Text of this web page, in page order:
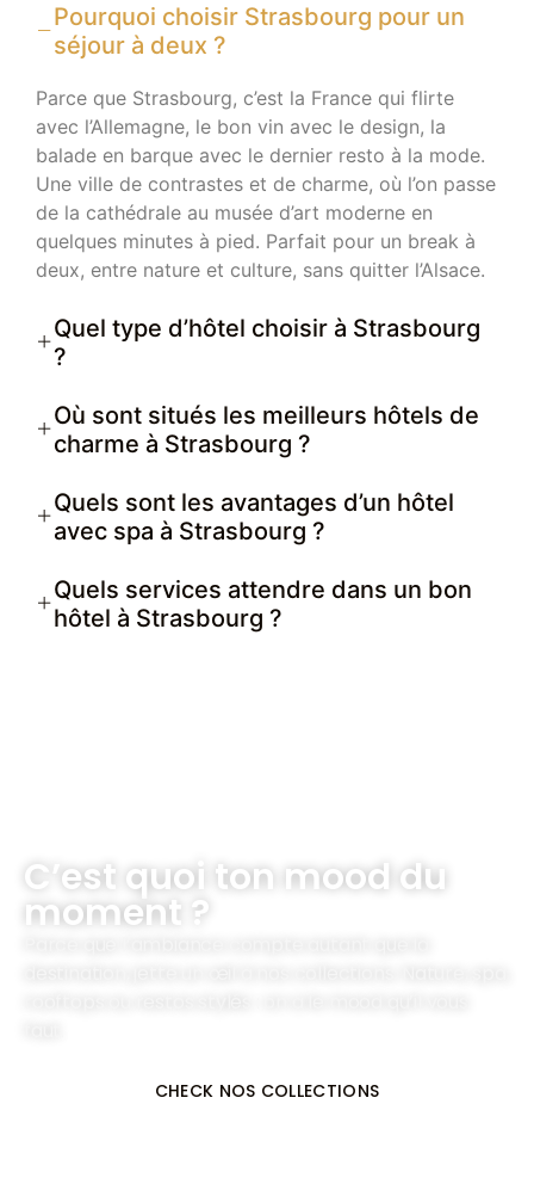
Pourquoi choisir Strasbourg pour un
séjour à deux ?
Parce que Strasbourg, c’est la France qui flirte
avec l’Allemagne, le bon vin avec le design, la
balade en barque avec le dernier resto à la mode.
Une ville de contrastes et de charme, où l’on passe
de la cathédrale au musée d’art moderne en
quelques minutes à pied. Parfait pour un break à
deux, entre nature et culture, sans quitter l’Alsace.
Quel type d’hôtel choisir à Strasbourg
?
Où sont situés les meilleurs hôtels de
charme à Strasbourg ?
Quels sont les avantages d’un hôtel
avec spa à Strasbourg ?
Quels services attendre dans un bon
hôtel à Strasbourg ?
C’est quoi ton mood du
moment ?
CHECK NOS COLLECTIONS